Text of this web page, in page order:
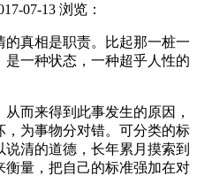
07-13 浏览：
真相是职责。比起那一桩一
一种状态，一种超乎人性的
而来得到此事发生的原因，
为事物分对错。可分类的标
清的道德，长年累月摸索到
量，把自己的标准强加在对